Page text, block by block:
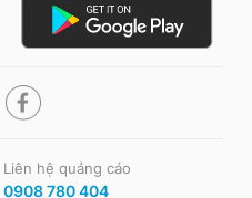
Liên hệ quảng cáo
0908 780 404